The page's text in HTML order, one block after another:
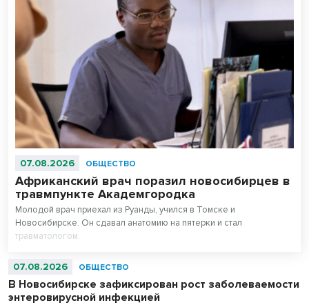
07.08.2026 ОБЩЕСТВО
Африканский врач поразил новосибирцев в
травмпункте Академгородка
Молодой врач приехал из Руанды, учился в Томске и
Новосибирске. Он сдавал анатомию на пятерки и стал
травматологом.
07.08.2026 ОБЩЕСТВО
В Новосибирске зафиксирован рост заболеваемости
энтеровирусной инфекцией